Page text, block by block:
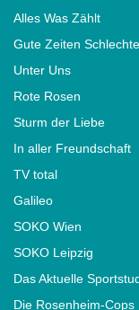
Alles Was Zählt
Gute Zeiten
Unter Uns
Rote Rosen
Sturm der Liebe
In aller Freundschaft
TV total
Galileo
SOKO Wien
SOKO Leipzig
Das Aktuelle
Die Rosenheim-Cops